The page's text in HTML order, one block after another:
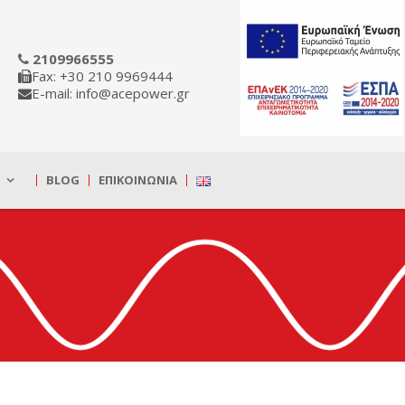
2109966555
Fax: +30 210 9969444
E-mail: info@acepower.gr
BLOG ΕΠΙΚΟΙΝΩΝΊΑ